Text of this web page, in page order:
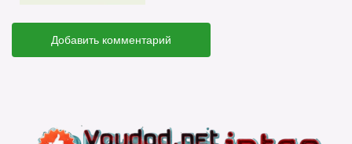
Добавить комментарий